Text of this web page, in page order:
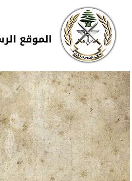
تجاوز إلى المحتوى الرئيسي
Skip to navigation